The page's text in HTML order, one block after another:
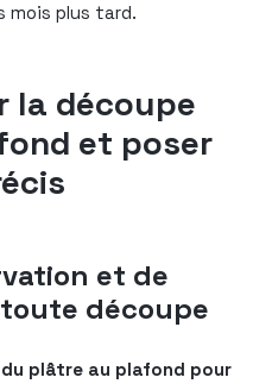
mois plus tard.
la découpe
et poser
et de
découpe
plâtre au plafond pour